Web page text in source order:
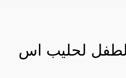
لحليب اس